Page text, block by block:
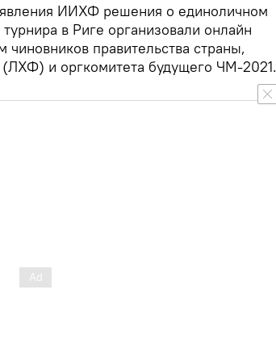
ИИХФ решения о единоличном
в Риге организовали онлайн
правительства страны,
и оргкомитета будущего ЧМ-2021.